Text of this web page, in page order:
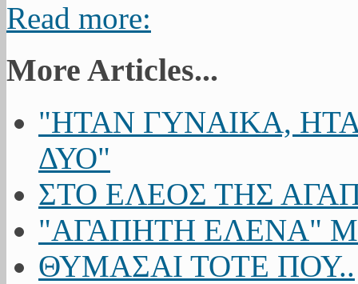
Read more:
More Articles...
"ΗΤΑΝ ΓΥΝΑΙΚΑ,
ΔΥΟ"
ΣΤΟ ΕΛΕΟΣ ΤΗΣ
"ΑΓΑΠΗΤΗ ΕΛΕΝΑ"
ΘΥΜΑΣΑΙ ΤΟΤΕ ΠΟΥ..